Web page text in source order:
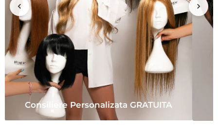
Consiliere Personalizata GRATUITA